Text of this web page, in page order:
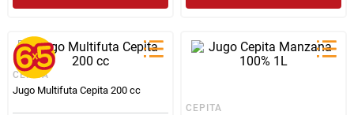
CEPITA
Jugo Multifuta Cepita 200 cc
CEPITA